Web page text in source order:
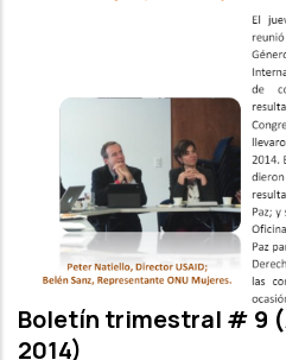
Boletín trimestral # 9
2014)